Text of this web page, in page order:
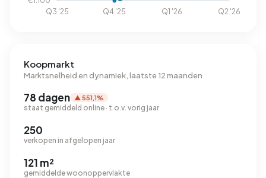
Koopmarkt
Marktsnelheid en dynamiek, laatste 12 maanden
78 dagen ▲ 551,1%
staat gemiddeld online · t.o.v. vorig jaar
250
verkopen in afgelopen jaar
121 m²
gemiddelde woonoppervlakte